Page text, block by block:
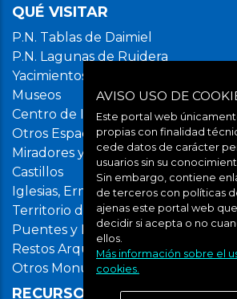
QUÉ VISITAR
P.N. Tablas de Daimiel
P.N. Lagunas de Ruidera
Yacimientos arqueológicos
Museos
Centro de Interpretación del Agua.
Otros Espacios Naturales
Miradores y Áreas Recreativas
Castillos
Iglesias, Ermitas y Conventos
Territorio de museos
Puentes y Molinos
Restos Arqueológicos
Otros Monumentos de Interés
RECURSOS MULTIMEDIA
AVISO USO DE
Este portal web
propias con finalidad
cede datos de carácter
usuarios sin su
Sin embargo, contiene
de terceros con políticas
ajenas este portal web
decidir si acepta o no
ellos.
Más información sobre el
cookies.